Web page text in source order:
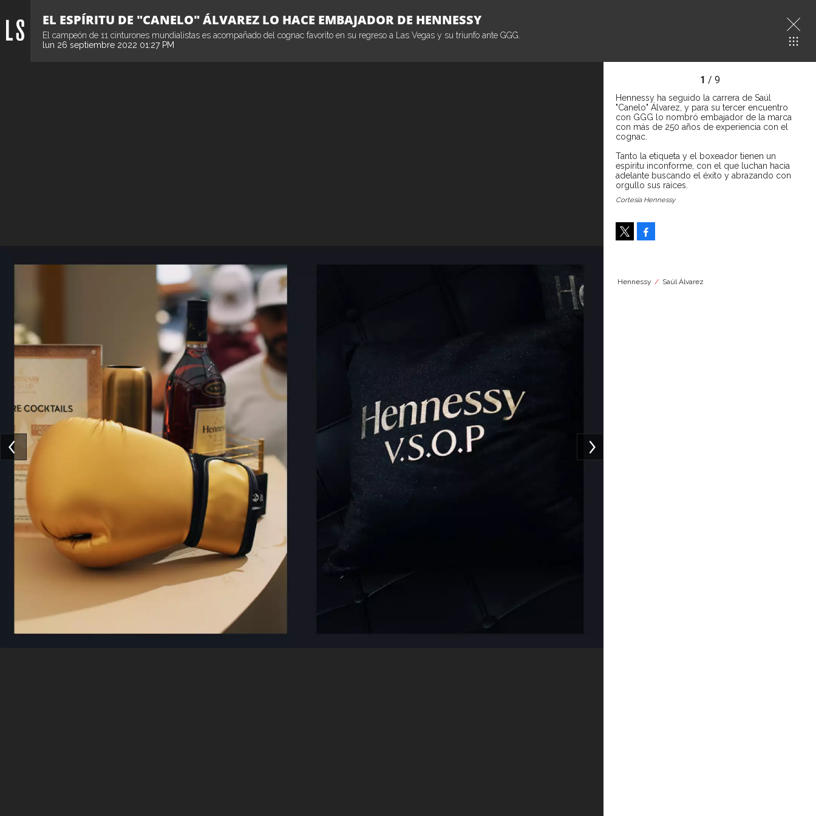
EL ESPÍRITU DE "CANELO" ÁLVAREZ LO HACE EMBAJADOR DE HENNESSY
El campeón de 11 cinturones mundialistas es acompañado del cognac favorito en su regreso a Las Vegas y su triunfo ante GGG.
lun 26 septiembre 2022 01:27 PM
Hennessy Saúl Álvarez
1 / 9
Hennessy ha seguido la carrera de Saúl
"Canelo" Álvarez, y para su tercer encuentro
con GGG lo nombró embajador de la marca
con más de 250 años de experiencia con el
cognac.
Tanto la etiqueta y el boxeador tienen un
espíritu inconforme, con el que luchan hacia
adelante buscando el éxito y abrazando con
orgullo sus raíces.
Cortesía Hennessy